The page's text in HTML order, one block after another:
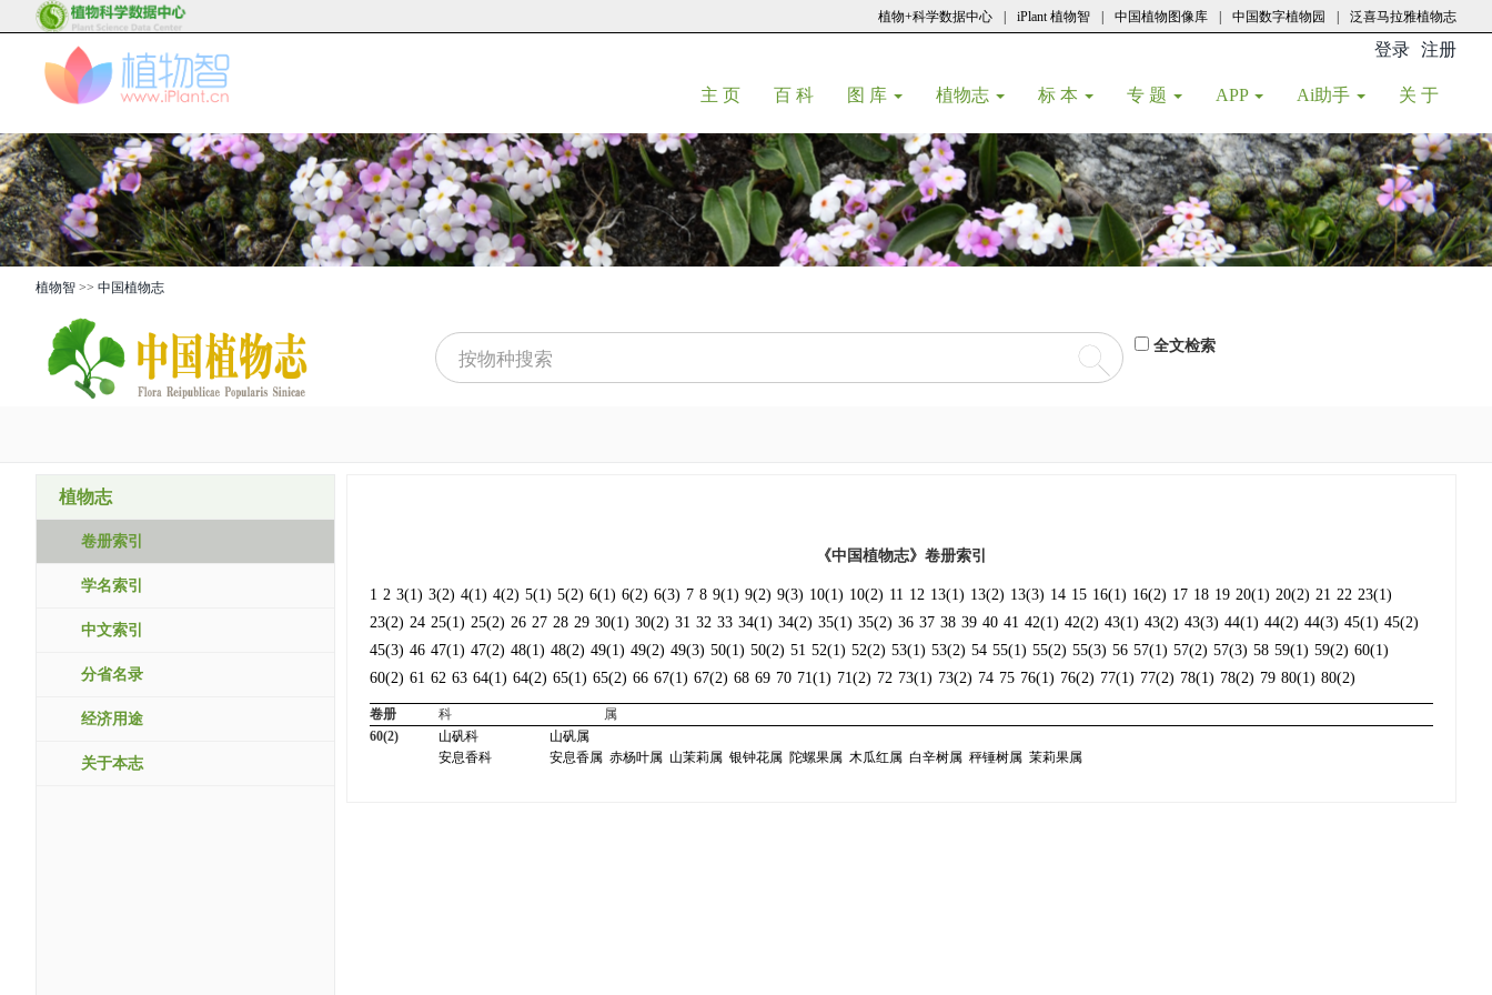
植物+科学数据中心 iPlant 植物智 中国植物图像库 中国数字植物园 泛喜马拉雅植物志
登录 注册
主 页(current)
百 科(current)
图 库 植物志 标 本 专 题 APP Ai助手 关 于
植物智 >> 中国植物志
全文检索
植物志
卷册索引
学名索引
中文索引
分省名录
经济用途
关于本志
《中国植物志》卷册索引
1 2 3(1) 3(2) 4(1) 4(2) 5(1) 5(2) 6(1) 6(2) 6(3) 7 8 9(1) 9(2) 9(3) 10(1) 10(2) 11 12 13(1) 13(2) 13(3) 14 15 16(1) 16(2) 17 18 19 20(1) 20(2) 21 22 23(1)
23(2) 24 25(1) 25(2) 26 27 28 29 30(1) 30(2) 31 32 33 34(1) 34(2) 35(1) 35(2) 36 37 38 39 40 41 42(1) 42(2) 43(1) 43(2) 43(3) 44(1) 44(2) 44(3) 45(1) 45(2)
45(3) 46 47(1) 47(2) 48(1) 48(2) 49(1) 49(2) 49(3) 50(1) 50(2) 51 52(1) 52(2) 53(1) 53(2) 54 55(1) 55(2) 55(3) 56 57(1) 57(2) 57(3) 58 59(1) 59(2) 60(1)
60(2) 61 62 63 64(1) 64(2) 65(1) 65(2) 66 67(1) 67(2) 68 69 70 71(1) 71(2) 72 73(1) 73(2) 74 75 76(1) 76(2) 77(1) 77(2) 78(1) 78(2) 79 80(1) 80(2)
卷册 科
属
60(2)
山矾科
山矾属
安息香科
安息香属 赤杨叶属 山茉莉属 银钟花属 陀螺果属 木瓜红属 白辛树属 秤锤树属 茉莉果属